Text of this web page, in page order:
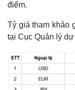
điểm.
Tỷ giá tham khảo
tại Cục Quản lý